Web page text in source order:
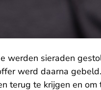
werden sieraden
werd daarna
terug te krijgen en om